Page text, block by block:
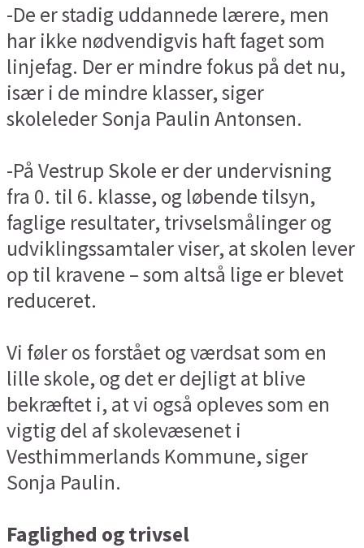
-De er stadig uddannede lærere, men
har ikke nødvendigvis haft faget som
linjefag. Der er mindre fokus på det nu,
især i de mindre klasser, siger
skoleleder Sonja Paulin Antonsen.
-På Vestrup Skole er der undervisning
fra 0. til 6. klasse, og løbende tilsyn,
faglige resultater, trivselsmålinger og
udviklingssamtaler viser, at skolen lever
op til kravene – som altså lige er blevet
reduceret.
Vi føler os forstået og værdsat som en
lille skole, og det er dejligt at blive
bekræftet i, at vi også opleves som en
vigtig del af skolevæsenet i
Vesthimmerlands Kommune, siger
Sonja Paulin.
Faglighed og trivsel